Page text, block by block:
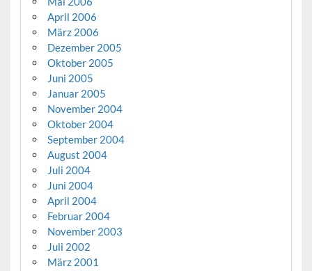
April 2006
März 2006
Dezember 2005
Oktober 2005
Juni 2005
Januar 2005
November 2004
Oktober 2004
September 2004
August 2004
Juli 2004
Juni 2004
April 2004
Februar 2004
November 2003
Juli 2002
März 2001